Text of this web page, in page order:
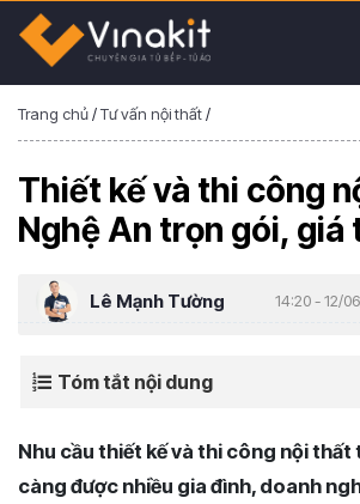
Trang chủ/Tư vấn nội thất/
Thiết kế và thi công
Nghệ An trọn gói, giá
Lê Mạnh Tường 14:20 - 12/
Tóm tắt nội dung
Nhu cầu thiết kế và thi công nội thất
càng được nhiều gia đình, doanh